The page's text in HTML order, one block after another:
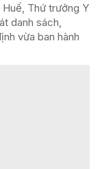
Thứ trưởng Y
danh sách,
vừa ban hành